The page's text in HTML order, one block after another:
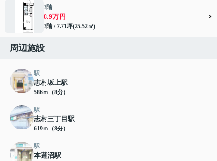
3階
8.9万円
3階 / 7.71坪(25.52㎡)
周辺施設
駅
志村坂上駅
586ｍ（8分）
駅
志村三丁目駅
619ｍ（8分）
駅
本蓮沼駅